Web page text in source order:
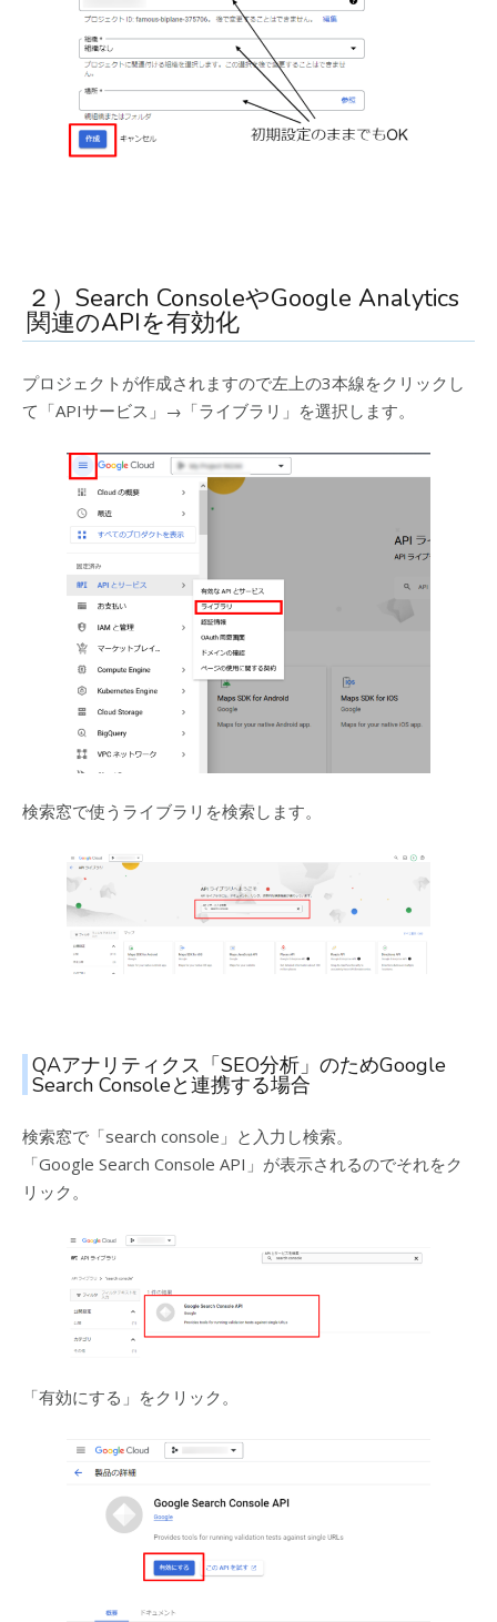
２）Search ConsoleやGoogle Analytics
関連のAPIを有効化
プロジェクトが作成されますので左上の3本線をクリックし
て「APIサービス」→「ライブラリ」を選択します。
検索窓で使うライブラリを検索します。
QAアナリティクス「SEO分析」のためGoogle
Search Consoleと連携する場合
検索窓で「search console」と入力し検索。
「Google Search Console API」が表示されるのでそれをク
リック。
「有効にする」をクリック。